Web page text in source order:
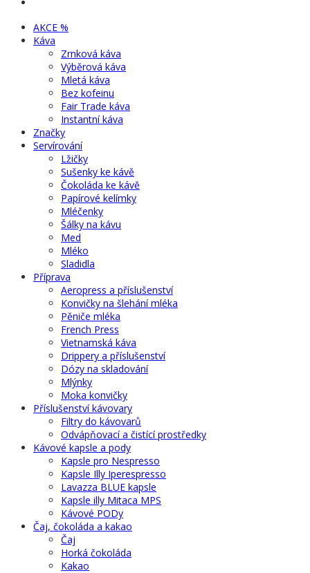
AKCE %
Káva
Zrnková káva
Výběrová káva
Mletá káva
Bez kofeinu
Fair Trade káva
Instantní káva
Značky
Servírování
Lžičky
Sušenky ke kávě
Čokoláda ke kávě
Papírové kelímky
Mléčenky
Šálky na kávu
Med
Mléko
Sladidla
Příprava
Aeropress a příslušenství
Konvičky na šlehání mléka
Pěniče mléka
French Press
Vietnamská káva
Drippery a příslušenství
Dózy na skladování
Mlýnky
Moka konvičky
Příslušenství kávovary
Filtry do kávovarů
Odvápňovací a čistící prostředky
Kávové kapsle a pody
Kapsle pro Nespresso
Kapsle Illy Iperespresso
Lavazza BLUE kapsle
Kapsle illy Mitaca MPS
Kávové PODy
Čaj, čokoláda a kakao
Čaj
Horká čokoláda
Kakao